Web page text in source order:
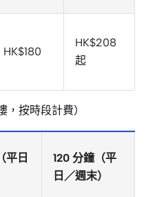
HK$180
HK$208
起
按時段計費）
平日
120 分鐘（平
日／週末）